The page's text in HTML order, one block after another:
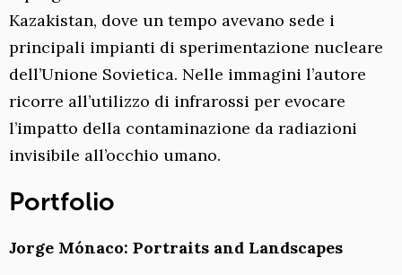
Kazakistan, dove un tempo avevano sede i
principali impianti di sperimentazione nucleare
dell’Unione Sovietica. Nelle immagini l’autore
ricorre all’utilizzo di infrarossi per evocare
l’impatto della contaminazione da radiazioni
invisibile all’occhio umano.
Portfolio
Jorge Mónaco: Portraits and Landscapes